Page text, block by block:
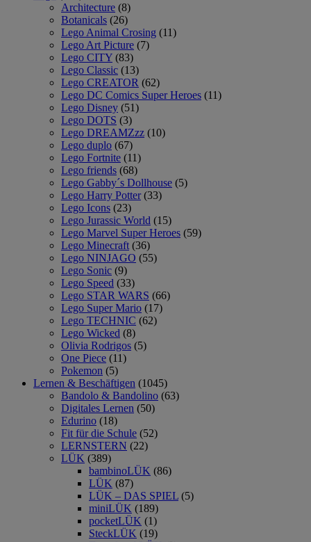
Architecture (8)
Botanicals (26)
Lego Animal Crosing (11)
Lego Art Picture (7)
Lego CITY (83)
Lego Classic (13)
Lego CREATOR (62)
Lego DC Comics Super Heroes (11)
Lego Disney (51)
Lego DOTS (3)
Lego DREAMZzz (10)
Lego duplo (67)
Lego Fortnite (11)
Lego friends (68)
Lego Gabby´s Dollhouse (5)
Lego Harry Potter (33)
Lego Icons (23)
Lego Jurassic World (15)
Lego Marvel Super Heroes (59)
Lego Minecraft (36)
Lego NINJAGO (55)
Lego Sonic (9)
Lego Speed (33)
Lego STAR WARS (66)
Lego Super Mario (17)
Lego TECHNIC (62)
Lego Wicked (8)
Olivia Rodrigos (5)
One Piece (11)
Pokemon (5)
Lernen & Beschäftigen (1045)
Bandolo & Bandolino (63)
Digitales Lernen (50)
Edurino (18)
Fit für die Schule (52)
LERNSTERN (22)
LÜK (389)
bambinoLÜK (86)
LÜK (87)
LÜK – DAS SPIEL (5)
miniLÜK (189)
pocketLÜK (1)
SteckLÜK (19)